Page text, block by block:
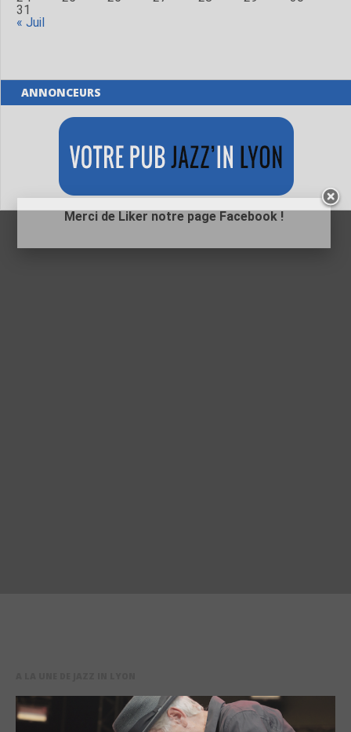
31
« Juil
ANNONCEURS
Merci de Liker notre page Facebook !